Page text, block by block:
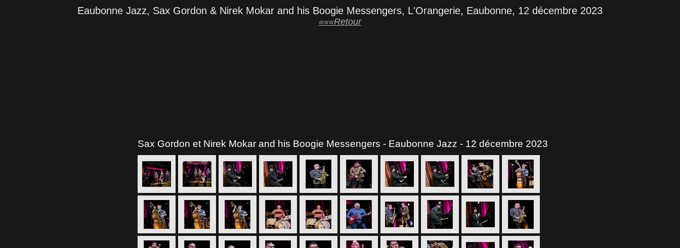
Eaubonne Jazz, Sax Gordon & Nirek Mokar and his Boogie Messengers, L'Orangerie, Eaubonne, 12 décembre 2023
«««Retour
Sax Gordon et Nirek Mokar and his Boogie Messengers - Eaubonne Jazz - 12 décembre 2023